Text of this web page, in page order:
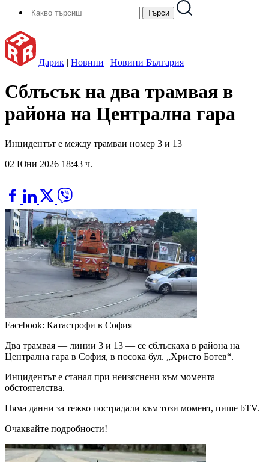
Дарик | Новини | Новини България
Сблъсък на два трамвая в
района на Централна гара
Инцидентът е между трамваи номер 3 и 13
02 Юни 2026 18:43 ч.
Facebook: Катастрофи в София
Два трамвая — линии 3 и 13 — се сблъскаха в района на
Централна гара в София, в посока бул. „Христо Ботев“.
Инцидентът е станал при неизяснени към момента
обстоятелства.
Няма данни за тежко пострадали към този момент, пише bTV.
Очаквайте подробности!